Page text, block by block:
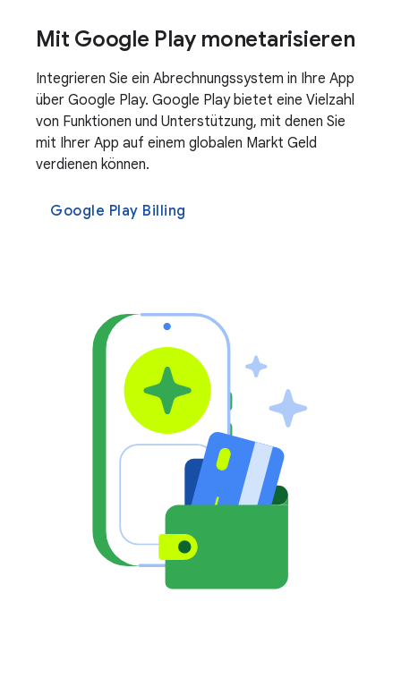
Mit Google Play monetarisieren
Integrieren Sie ein Abrechnungssystem in Ihre App
über Google Play. Google Play bietet eine Vielzahl
von Funktionen und Unterstützung, mit denen Sie
mit Ihrer App auf einem globalen Markt Geld
verdienen können.
Google Play Billing